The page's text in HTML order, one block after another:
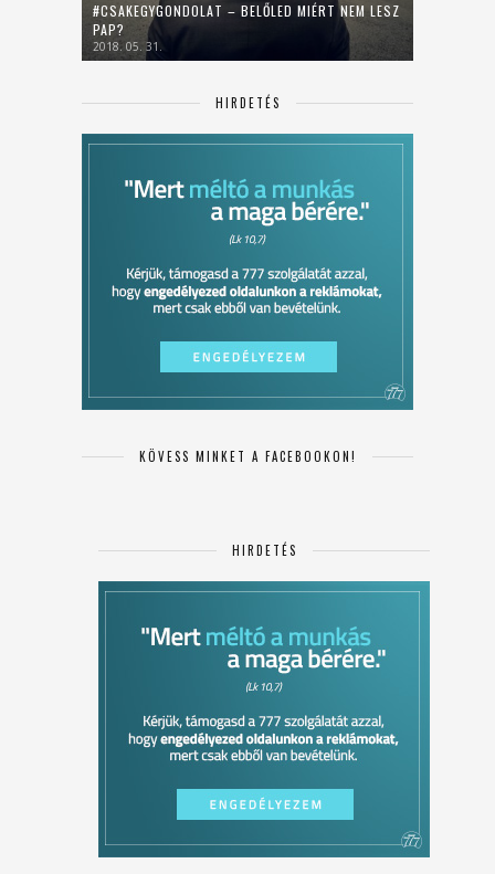
#CSAKEGYGONDOLAT – BELŐLED MIÉRT NEM LESZ
PAP?
2018. 05. 31.
HIRDETÉS
KÖVESS MINKET A FACEBOOKON!
HIRDETÉS